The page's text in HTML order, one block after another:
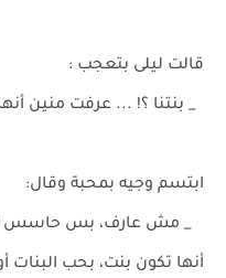
قالت ليلى بتعجب :
_ بنتنا ؟! ... عرفت منين
ابتسم وجيه بمحبة وقال:
_ مش عارف، بس حاسس
أنها تكون بنت، بحب البنات